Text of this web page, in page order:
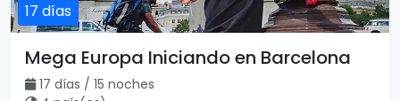
17 días
Mega Europa Iniciando en Barcelona
17 días / 15 noches